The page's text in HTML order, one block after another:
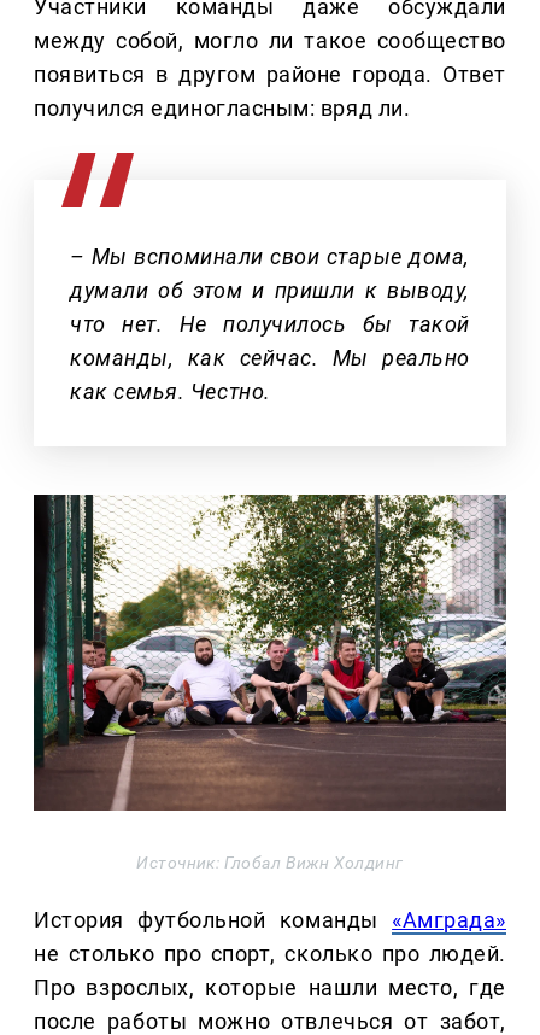
Участники команды даже обсуждали
между собой, могло ли такое сообщество
появиться в другом районе города. Ответ
получился единогласным: вряд ли.
– Мы вспоминали свои старые дома,
думали об этом и пришли к выводу,
что нет. Не получилось бы такой
команды, как сейчас. Мы реально
как семья. Честно.
Источник: Глобал Вижн Холдинг
История футбольной команды «Амграда»
не столько про спорт, сколько про людей.
Про взрослых, которые нашли место, где
после работы можно отвлечься от забот,